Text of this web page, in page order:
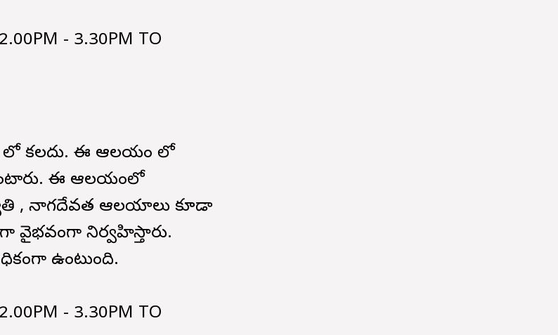
- 3.30PM TO
లో కలదు. ఈ ఆలయం లో
ఈ ఆలయంలో
, నాగదేవత ఆలయాలు కూడా
వైభవంగా నిర్వహిస్తారు.
ఉంటుంది.
- 3.30PM TO